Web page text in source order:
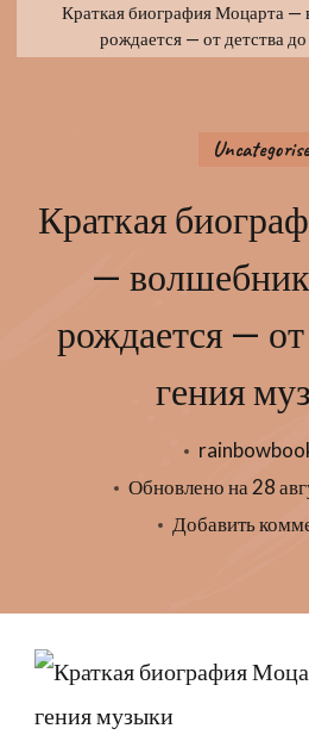
Краткая биография Моцарта —
рождается — от детства
Краткая
—
рождается — от
гения
Обновлено на 28
Добавить